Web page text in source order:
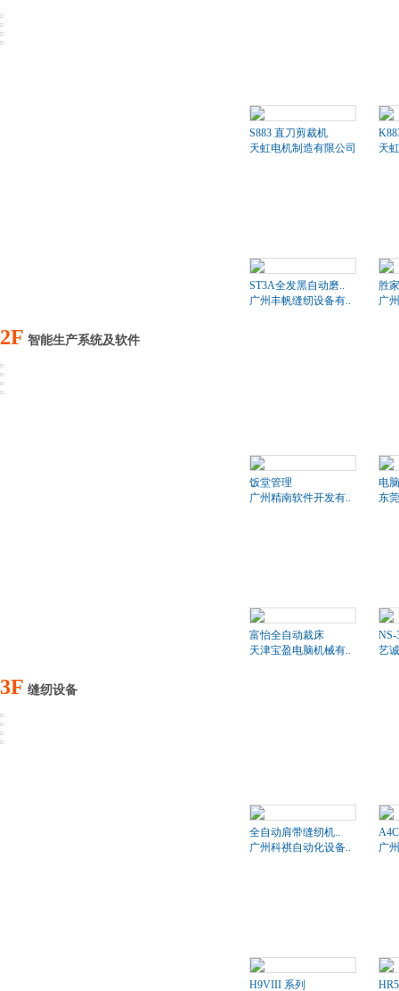
S883 直刀剪裁机
天虹电机制造有限公司
天
ST3A全发黑自动磨..
广州丰帆缝纫设备有..
胜
广
2F 智能生产系统及软件
饭堂管理
广州精南软件开发有..
电
东
富怡全自动裁床
天津宝盈电脑机械有..
NS-
艺
3F 缝纫设备
全自动肩带缝纫机..
广州科祺自动化设备..
广
H9VIII 系列